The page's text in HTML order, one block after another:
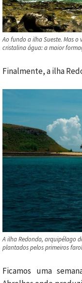
Ao fundo a ilha Sueste. Mas
cristalina água: a maior
Finalmente, a ilha
A ilha Redonda, arquipélago
plantados pelos primeiros
Ficamos uma